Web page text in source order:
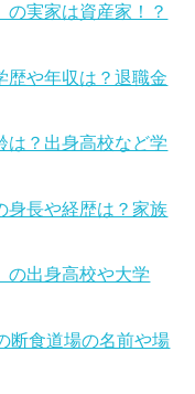
実家は資産家！？
歴や年収は？退職金
は？出身高校など学
身長や経歴は？家族
の出身高校や大学
断食道場の名前や場